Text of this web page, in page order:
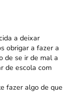
a deixar
obrigar a fazer a
de se ir de mal a
de escola com
fazer algo de que